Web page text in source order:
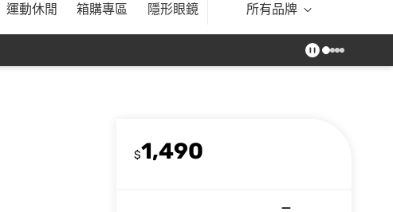
運動休閒 箱購專區 隱形眼鏡 所有品牌
$1,490